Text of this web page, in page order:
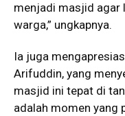
menjadi masjid agar
warga,” ungkapnya.
Ia juga
Arifuddin, yang
masjid ini tepat di
adalah momen yang